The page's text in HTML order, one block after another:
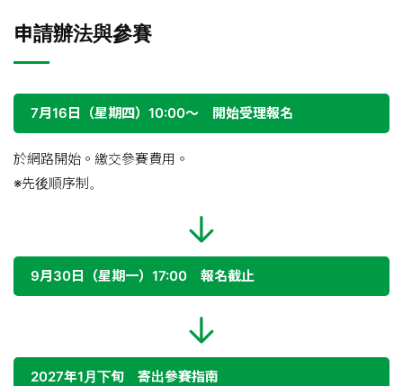
申請辦法與參賽
7月16日（星期四）10:00～ 開始受理報名
於網路開始。繳交參賽費用。
※先後順序制。
9月30日（星期一）17:00 報名截止
2027年1月下旬 寄出參賽指南